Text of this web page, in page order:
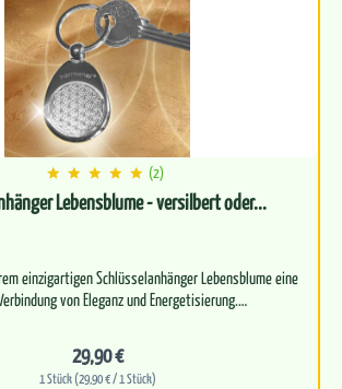
(2)
Lebensblume - versilbert oder...
einzigartigen Schlüsselanhänger Lebensblume eine
stilvolle Verbindung von Eleganz und Energetisierung.…
29,90 €
1 Stück (29,90 € / 1 Stück)